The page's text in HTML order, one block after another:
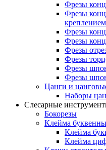
Фрезы
Фрезы
Фрезы
Фрезы
Фрезы
Фрезы
Фрезы
Фрезы
Цанги и
Наборы
Слесарные
Бокорезы
Клейма
Клейма
Клейма